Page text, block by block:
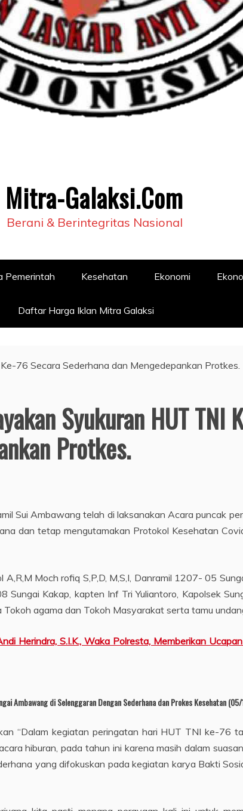
Mitra-Galaksi.Com
Berani & Berintegritas Nasional
Pemerintah Kesehatan Ekonomi
Daftar Harga Iklan Mitra Galaksi
Syukuran HUT TNI
Protkes.
Sui Ambawang telah di laksanakan Acara puncak
dan tetap mengutamakan Protokol Kesehatan
Moch rofiq S,P,D, M,S,I, Danramil 1207- 05
Kakap, kapten Inf Tri Yuliantoro, Kapolsek
agama dan Tokoh Masyarakat serta tamu
Herindra, S.I.K., Waka Polresta, Memberikan
Ambawang di Selenggaran Dengan Sederhana dan Prokes Kesehatan
“Dalam kegiatan peringatan hari HUT TNI ke-76
hiburan, pada tahun ini karena masih dalam
yang difokuskan pada kegiatan karya Bakti